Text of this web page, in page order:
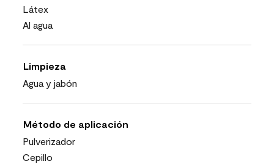
Látex
Al agua
Limpieza
Agua y jabón
Método de aplicación
Pulverizador
Cepillo